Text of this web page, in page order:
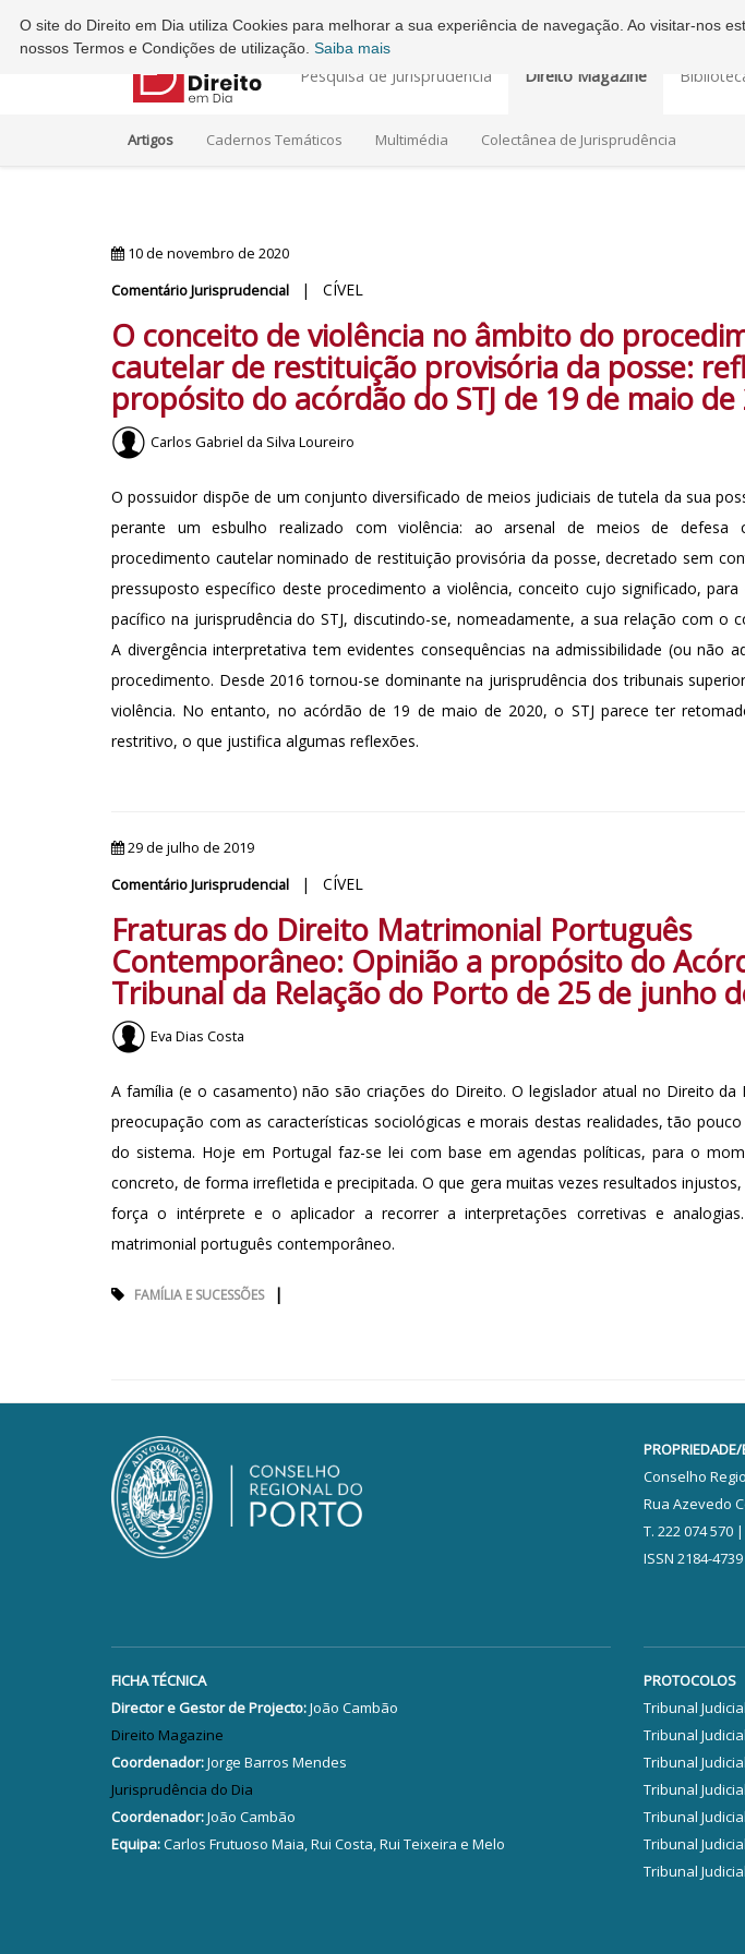
Ordem dos Advogados - Conselho Regional do Porto
Pesquisa de Jurisprudência Direito Magazine
Artigos Cadernos Temáticos Multimédia Colectânea de Jurisprudência
10 de novembro de 2020
Comentário Jurisprudencial
| CÍVEL
O conceito de violência no âmbito do
cautelar de restituição provisória da posse:
propósito do acórdão do STJ de 19 de maio de
Carlos Gabriel da Silva Loureiro
O possuidor dispõe de um conjunto diversificado de meios judiciais de tutela da sua
perante um esbulho realizado com violência: ao arsenal de meios de defesa
procedimento cautelar nominado de restituição provisória da posse, decretado sem
pressuposto específico deste procedimento a violência, conceito cujo significado,
pacífico na jurisprudência do STJ, discutindo-se, nomeadamente, a sua relação com o
A divergência interpretativa tem evidentes consequências na admissibilidade (ou não
procedimento. Desde 2016 tornou-se dominante na jurisprudência dos tribunais
violência. No entanto, no acórdão de 19 de maio de 2020, o STJ parece ter
restritivo, o que justifica algumas reflexões.
29 de julho de 2019
Comentário Jurisprudencial
| CÍVEL
Fraturas do Direito Matrimonial Português
Contemporâneo: Opinião a propósito do
Tribunal da Relação do Porto de 25 de junho
Eva Dias Costa
A família (e o casamento) não são criações do Direito. O legislador atual no Direito da
preocupação com as características sociológicas e morais destas realidades, tão
do sistema. Hoje em Portugal faz-se lei com base em agendas políticas, para o
concreto, de forma irrefletida e precipitada. O que gera muitas vezes resultados
força o intérprete e o aplicador a recorrer a interpretações corretivas e
matrimonial português contemporâneo.
FAMÍLIA E SUCESSÕES |
PROPRIEDADE/
Conselho
Rua Azevedo
T. 222 074 570 |
ISSN 2184-4739
FICHA TÉCNICA
Director e Gestor de Projecto:João Cambão
Direito Magazine
Coordenador:Jorge Barros Mendes
Jurisprudência do Dia
Coordenador:João Cambão
Equipa:Carlos Frutuoso Maia, Rui Costa, Rui Teixeira e Melo
PROTOCOLOS
Tribunal
Tribunal
Tribunal
Tribunal
Tribunal
Tribunal
Tribunal
O site do Direito em Dia utiliza Cookies para melhorar a sua experiência de navegação. Ao visitar-nos
nossos Termos e Condições de utilização. Saiba mais